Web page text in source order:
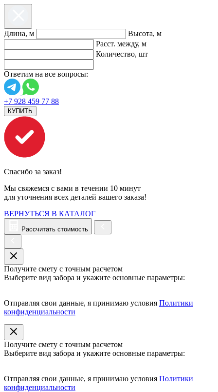
Длина, м
Высота, м
Расст. между, м
Количество, шт
Ответим на все вопросы:
+7 928 459 77 88
КУПИТЬ
Спасибо за заказ!
Мы свяжемся с вами в течении 10 минут
для уточнения всех деталей вашего заказа!
ВЕРНУТЬСЯ В КАТАЛОГ
Рассчитать стоимость
Получите смету с точным расчетом
Выберите вид забора и укажите основные параметры:
Отправляя свои данные, я принимаю условия Политики
конфиденциальности
Получите смету с точным расчетом
Выберите вид забора и укажите основные параметры:
Отправляя свои данные, я принимаю условия Политики
конфиденциальности